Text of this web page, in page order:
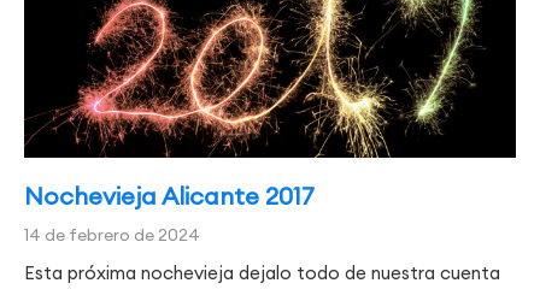
Nochevieja Alicante 2017
14 de febrero de 2024
Esta próxima nochevieja dejalo todo de nuestra cuenta